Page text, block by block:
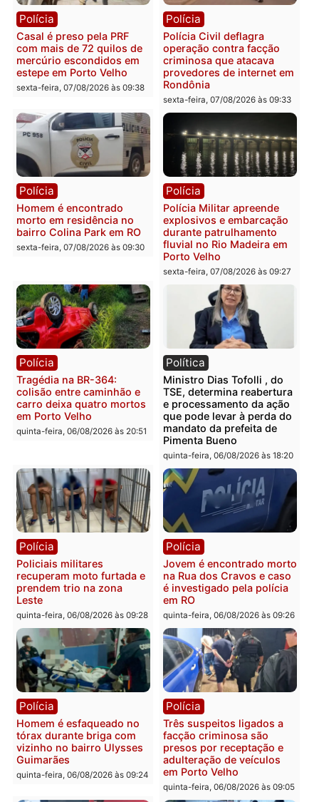
Política
Marcos Rogério apresenta
228 projetos, metas
públicas e
acompanhamento de
resultados
sexta-feira, 07/08/2026 às 18:49
Política
Eleições 2026: Pastor
Evanildo pode ser o
primeiro pastor de
Rondônia na Câmara
Federal
sexta-feira, 07/08/2026 às
2 MILHÕES – Unnesa
apresenta documentos
que comprovam
transparência e legalidade
na operação alvo da PF
sexta-feira, 07/08/2026 às 12:24
Polícia
Polícia Federal apreende
400 quilos de drogas e
prende motorista em RO
sexta-feira, 07/08/2026 às
Casal é preso pela PRF
com mais de 72 quilos de
mercúrio escondidos em
estepe em Porto Velho
sexta-feira, 07/08/2026 às 09:38
Polícia
Polícia Civil deflagra
operação contra facção
criminosa que atacava
provedores de internet
Rondônia
sexta-feira, 07/08/2026 às
Polícia
Homem é encontrado
morto em residência no
bairro Colina Park em RO
sexta-feira, 07/08/2026 às 09:30
Polícia
Polícia Militar apreende
explosivos e
durante patrulhamento
fluvial no Rio Madeira em
Porto Velho
sexta-feira, 07/08/2026 às